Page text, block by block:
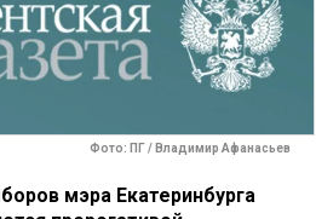
Фото: ПГ / Владимир Афанасьев
мэра Екатеринбурга